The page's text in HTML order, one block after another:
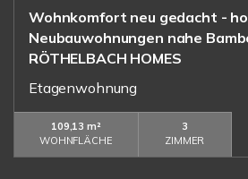
Wohnkomfort neu gedacht -
Neubauwohnungen nahe
RÖTHELBACH HOMES
Etagenwohnung
109,13 m²
WOHNFLÄCHE
3
ZIMMER